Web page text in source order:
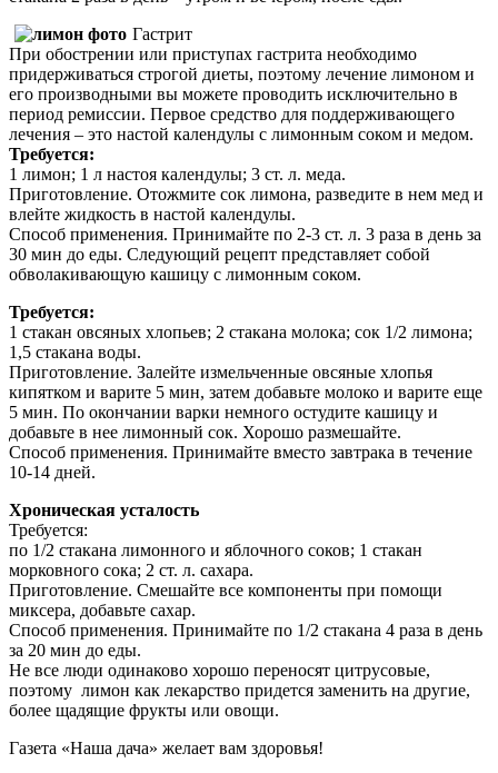
Гастрит
При обострении или приступах гастрита необходимо
придерживаться строгой диеты, поэтому лечение лимоном и
его производными вы можете проводить исключительно в
период ремиссии. Первое средство для поддерживающего
лечения – это настой календулы с лимонным соком и медом.
Требуется:
1 лимон; 1 л настоя календулы; 3 ст. л. меда.
Приготовление. Отожмите сок лимона, разведите в нем мед и
влейте жидкость в настой календулы.
Способ применения. Принимайте по 2-3 ст. л. 3 раза в день за
30 мин до еды. Следующий рецепт представляет собой
обволакивающую кашицу с лимонным соком.
Требуется:
1 стакан овсяных хлопьев; 2 стакана молока; сок 1/2 лимона;
1,5 стакана воды.
Приготовление. Залейте измельченные овсяные хлопья
кипятком и варите 5 мин, затем добавьте молоко и варите еще
5 мин. По окончании варки немного остудите кашицу и
добавьте в нее лимонный сок. Хорошо размешайте.
Способ применения. Принимайте вместо завтрака в течение
10-14 дней.
Хроническая усталость
Требуется:
по 1/2 стакана лимонного и яблочного соков; 1 стакан
морковного сока; 2 ст. л. сахара.
Приготовление. Смешайте все компоненты при помощи
миксера, добавьте сахар.
Способ применения. Принимайте по 1/2 стакана 4 раза в день
за 20 мин до еды.
Не все люди одинаково хорошо переносят цитрусовые,
поэтому лимон как лекарство придется заменить на другие,
более щадящие фрукты или овощи.
Газета «Наша дача» желает вам здоровья!